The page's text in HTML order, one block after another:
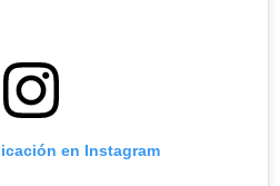
en Instagram